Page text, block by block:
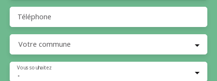
Téléphone
Votre commune
-
Vous souhaitez